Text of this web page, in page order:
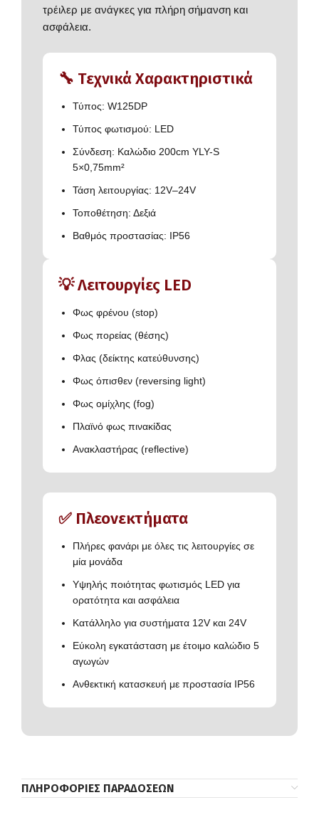
τρέιλερ με ανάγκες για πλήρη σήμανση και
ασφάλεια.
🔧 Τεχνικά Χαρακτηριστικά
Τύπος: W125DP
Τύπος φωτισμού: LED
Σύνδεση: Καλώδιο 200cm YLY-S
5×0,75mm²
Τάση λειτουργίας: 12V–24V
Τοποθέτηση: Δεξιά
Βαθμός προστασίας: IP56
💡 Λειτουργίες LED
Φως φρένου (stop)
Φως πορείας (θέσης)
Φλας (δείκτης κατεύθυνσης)
Φως όπισθεν (reversing light)
Φως ομίχλης (fog)
Πλαϊνό φως πινακίδας
Ανακλαστήρας (reflective)
✅ Πλεονεκτήματα
Πλήρες φανάρι με όλες τις λειτουργίες σε
μία μονάδα
Υψηλής ποιότητας φωτισμός LED για
ορατότητα και ασφάλεια
Κατάλληλο για συστήματα 12V και 24V
Εύκολη εγκατάσταση με έτοιμο καλώδιο 5
αγωγών
Ανθεκτική κατασκευή με προστασία IP56
ΠΛΗΡΟΦΟΡΊΕΣ ΠΑΡΑΔΌΣΕΩΝ